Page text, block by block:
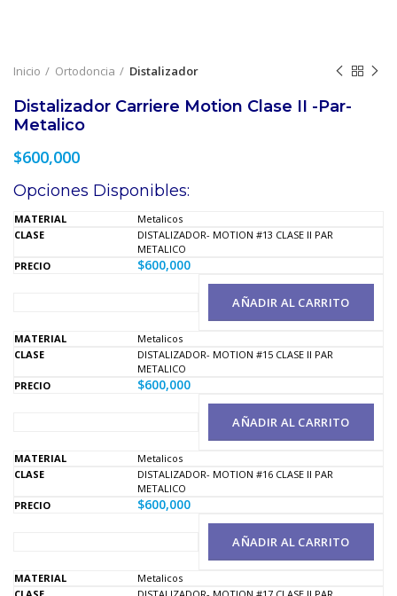
Inicio Ortodoncia Distalizador
Distalizador Carriere Motion Clase II -Par-
Metalico
$600,000
Opciones Disponibles:
Metalicos
DISTALIZADOR- MOTION #13 CLASE II PAR
METALICO
$600,000
AÑADIR AL CARRITO
Metalicos
DISTALIZADOR- MOTION #15 CLASE II PAR
METALICO
$600,000
AÑADIR AL CARRITO
Metalicos
DISTALIZADOR- MOTION #16 CLASE II PAR
METALICO
$600,000
AÑADIR AL CARRITO
Metalicos